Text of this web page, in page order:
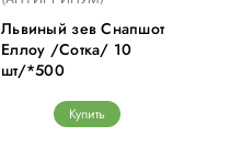
Львиный зев Снапшот
Еллоу /Сотка/ 10
шт/*500
Купить